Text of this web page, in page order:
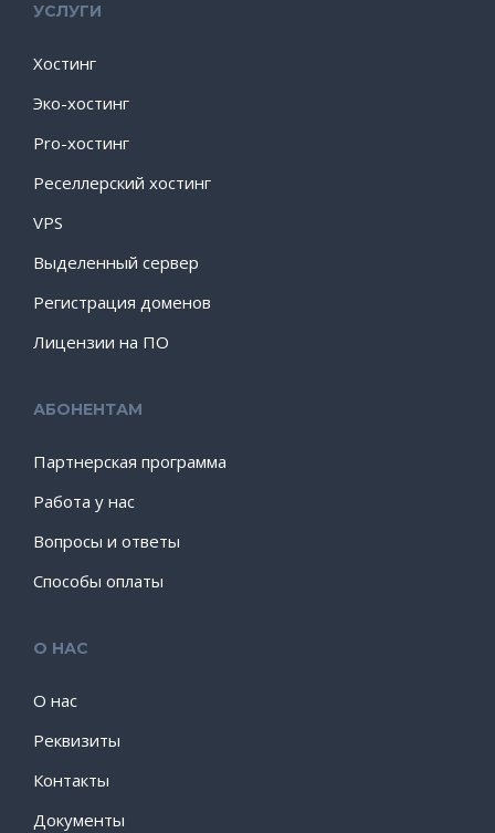
УСЛУГИ
Хостинг
Эко-хостинг
Pro-хостинг
Реселлерский хостинг
VPS
Выделенный сервер
Регистрация доменов
Лицензии на ПО
АБОНЕНТАМ
Партнерская программа
Работа у нас
Вопросы и ответы
Способы оплаты
О НАС
О нас
Реквизиты
Контакты
Документы